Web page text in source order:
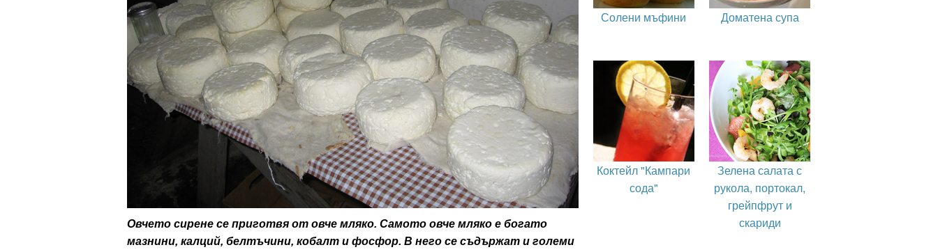
Овчето сирене се приготвя от овче мляко. Самото овче мляко е богато
мазнини, калций, белтъчини, кобалт и фосфор. В него се съдържат и големи
Солени мъфини Доматена супа
Коктейл "Кампари
сода"
Зелена салата с
рукола, портокал,
грейпфрут и
скариди